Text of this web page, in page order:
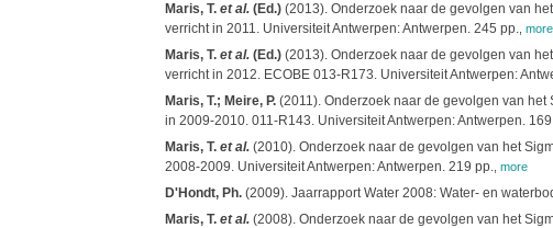
Maris, T. et al.(Ed.)(2013). Onderzoek naar de gevolgen van
verricht in 2011. Universiteit Antwerpen: Antwerpen. 245 pp. more
Maris, T. et al.(Ed.)(2013). Onderzoek naar de gevolgen van
verricht in 2012. ECOBE 013-R173. Universiteit Antwerpen:
Maris, T.; Meire, P.(2011). Onderzoek naar de gevolgen van
in 2009-2010. 011-R143. Universiteit Antwerpen: Antwerpen.
Maris, T. et al.(2010). Onderzoek naar de gevolgen van het
2008-2009. Universiteit Antwerpen: Antwerpen. 219 pp. more
D'Hondt, Ph.(2009). Jaarrapport Water 2008: Water- en
Maris, T. et al.(2008). Onderzoek naar de gevolgen van het